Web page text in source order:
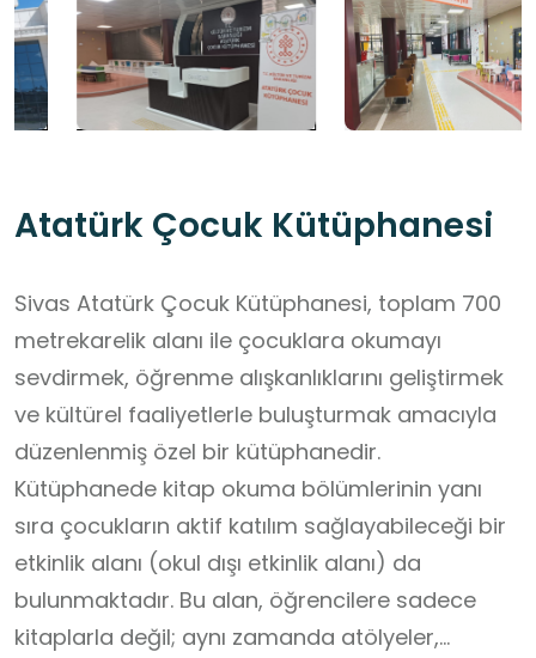
Atatürk Çocuk Kütüphanesi
Sivas Atatürk Çocuk Kütüphanesi, toplam 700
metrekarelik alanı ile çocuklara okumayı
sevdirmek, öğrenme alışkanlıklarını geliştirmek
ve kültürel faaliyetlerle buluşturmak amacıyla
düzenlenmiş özel bir kütüphanedir.
Kütüphanede kitap okuma bölümlerinin yanı
sıra çocukların aktif katılım sağlayabileceği bir
etkinlik alanı (okul dışı etkinlik alanı) da
bulunmaktadır. Bu alan, öğrencilere sadece
kitaplarla değil; aynı zamanda atölyeler,